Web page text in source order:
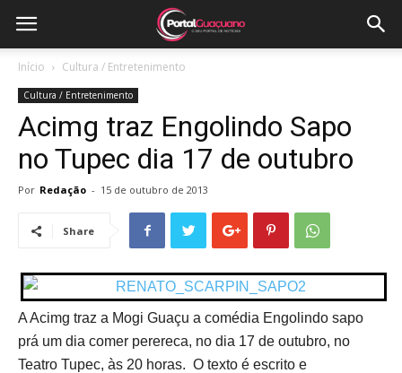
Início Cultura / Entretenimento
Cultura / Entretenimento
Acimg traz Engolindo Sapo
no Tupec dia 17 de outubro
Por Redação - 15 de outubro de 2013
Share
A Acimg traz a Mogi Guaçu a comédia Engolindo sapo
prá um dia comer perereca, no dia 17 de outubro, no
Teatro Tupec, às 20 horas. O texto é escrito e